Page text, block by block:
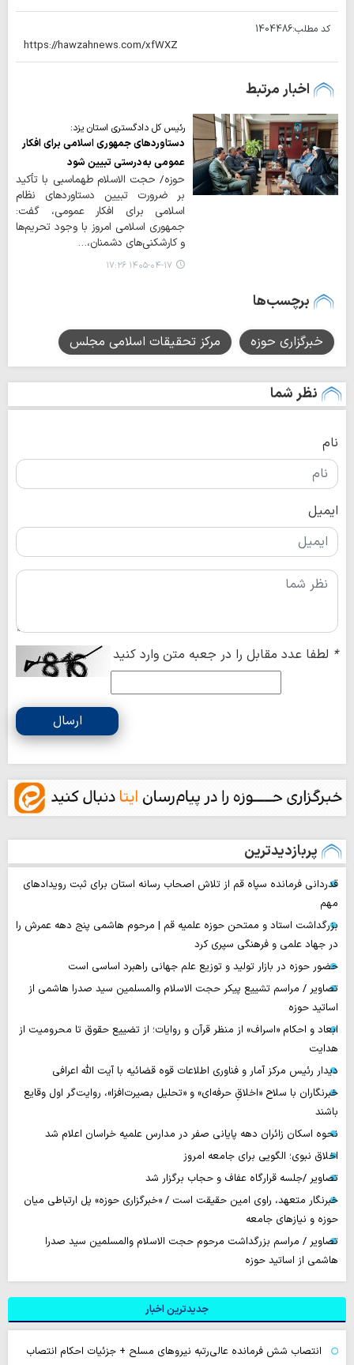
کد مطلب:1404486
اخبار مرتبط
رئیس کل دادگستری استان یزد:
دستاوردهای جمهوری اسلامی برای افکار
عمومی به‌درستی تبیین شود
حوزه/ حجت الاسلام طهماسبی با تأکید
بر ضرورت تبیین دستاوردهای نظام
اسلامی برای افکار عمومی، گفت:
جمهوری اسلامی امروز با وجود تحریم‌ها
و کارشکنی‌های دشمنان،…
۱۴۰۵-۰۴-۱۷ ۱۷:۲۶
برچسب‌ها
خبرگزاری حوزه مرکز تحقیقات اسلامی مجلس
نظر شما
نام
ایمیل
* لطفا عدد مقابل را در جعبه متن وارد کنید
ارسال
پربازدیدترین
قدردانی فرمانده سپاه قم از تلاش اصحاب رسانه استان برای ثبت رویدادهای
مهم
بزرگداشت استاد و ممتحن حوزه علمیه قم | مرحوم هاشمی پنج دهه عمرش را
در جهاد علمی و فرهنگی سپری کرد
حضور حوزه در بازار تولید و توزیع علم جهانی راهبرد اساسی است
تصاویر / مراسم تشییع پیکر حجت ‌الاسلام والمسلمین سید صدرا هاشمی از
اساتید حوزه
ابعاد و احکام «اسراف» از منظر قرآن و روایات؛ از تضییع حقوق تا محرومیت از
هدایت
دیدار رئیس مرکز آمار و فناوری اطلاعات قوه قضائیه با آیت الله اعرافی
خبرنگاران با سلاح «اخلاقِ حرفه‌ای» و «تحلیل بصیرت‌افزا»، روایت‌گر اول وقایع
باشند
نحوه اسکان زائران دهه پایانی صفر در مدارس علمیه خراسان اعلام شد
اخلاق نبوی؛ الگویی برای جامعه امروز
تصاویر /جلسه قرارگاه عفاف و حجاب برگزار شد
خبرنگار متعهد، راوی امین حقیقت است / «خبرگزاری حوزه» پل ارتباطی میان
حوزه و نیازهای جامعه
تصاویر / مراسم بزرگداشت مرحوم حجت الاسلام والمسلمین سید صدرا
هاشمی از اساتید حوزه
جدیدترین اخبار
انتصاب شش فرمانده عالی‌رتبه نیروهای مسلح + جزئیات احکام انتصاب